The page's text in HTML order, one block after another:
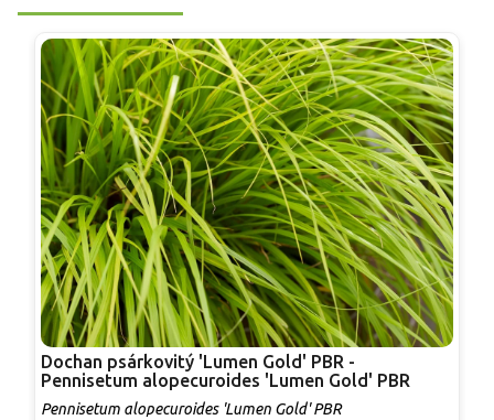
Dochan psárkovitý 'Lumen Gold' PBR -
Pennisetum alopecuroides 'Lumen Gold' PBR
Pennisetum alopecuroides 'Lumen Gold' PBR